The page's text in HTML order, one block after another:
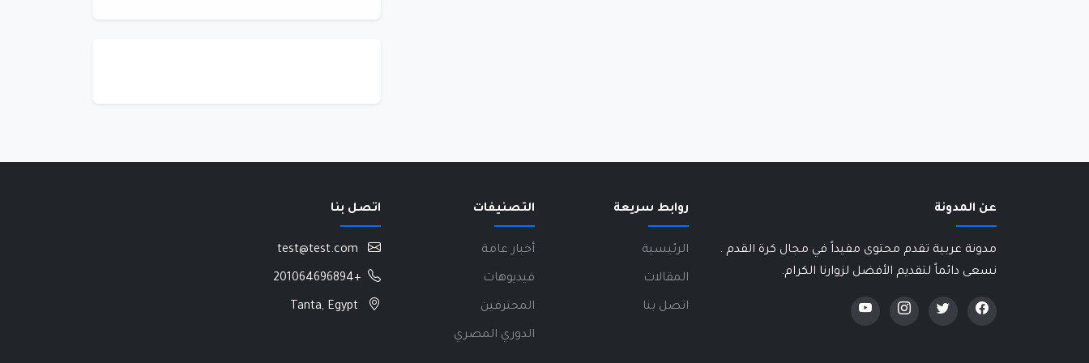
عن المدونة
مدونة عربية تقدم محتوى مفيداً في مجال كرة القدم .
نسعى دائماً لتقديم الأفضل لزوارنا الكرام.
روابط سريعة
الرئيسية
المقالات
اتصل بنا
التصنيفات
أخبار عامة
فيديوهات
المحترفين
الدوري المصري
اتصل بنا
+201064696894